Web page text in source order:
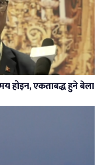
होइन, एकताबद्ध हुने बेला